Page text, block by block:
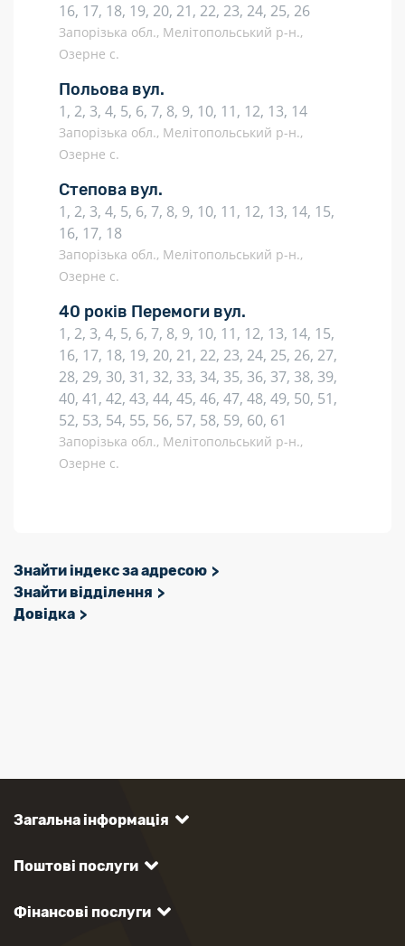
16, 17, 18, 19, 20, 21, 22, 23, 24, 25, 26
Запорізька обл., Мелітопольський р-н.,
Озерне с.
Польова вул.
1, 2, 3, 4, 5, 6, 7, 8, 9, 10, 11, 12, 13, 14
Запорізька обл., Мелітопольський р-н.,
Озерне с.
Степова вул.
1, 2, 3, 4, 5, 6, 7, 8, 9, 10, 11, 12, 13, 14, 15,
16, 17, 18
Запорізька обл., Мелітопольський р-н.,
Озерне с.
40 років Перемоги вул.
1, 2, 3, 4, 5, 6, 7, 8, 9, 10, 11, 12, 13, 14, 15,
16, 17, 18, 19, 20, 21, 22, 23, 24, 25, 26, 27,
28, 29, 30, 31, 32, 33, 34, 35, 36, 37, 38, 39,
40, 41, 42, 43, 44, 45, 46, 47, 48, 49, 50, 51,
52, 53, 54, 55, 56, 57, 58, 59, 60, 61
Запорізька обл., Мелітопольський р-н.,
Озерне с.
Знайти індекс за адресою
Знайти відділення
Довідка
Загальна інформація
Поштові послуги
Фінансові послуги